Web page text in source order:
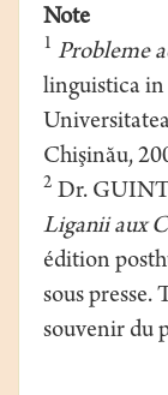
Note
1 Probleme
linguistica
Chişinău,
2 Dr.
Liganii aux
édition
sous presse.
souvenir du